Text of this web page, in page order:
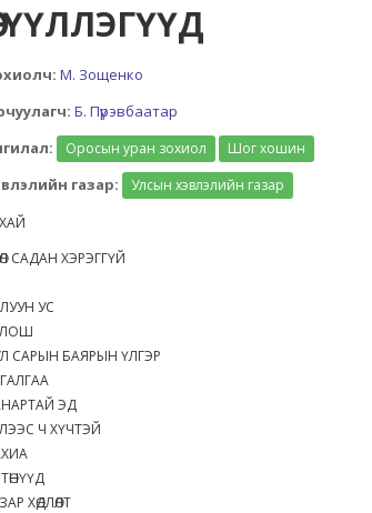
М. Зощенко
Б. Пүрэвбаатар
Оросын уран зохиол Шог хошин
газар:
Улсын хэвлэлийн газар
САДАН ХЭРЭГГҮЙ
УС
САРЫН БАЯРЫН ҮЛГЭР
ЭД
Ч ХҮЧТЭЙ
ХӨДЛӨЛТ